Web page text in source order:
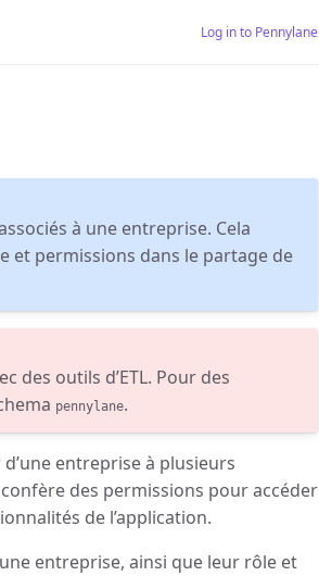
Log in to Pennylane
à une entreprise. Cela
et permissions dans le partage de
des outils d’ETL. Pour des
pennylane.
entreprise à plusieurs
des permissions pour accéder
de l’application.
entreprise, ainsi que leur rôle et